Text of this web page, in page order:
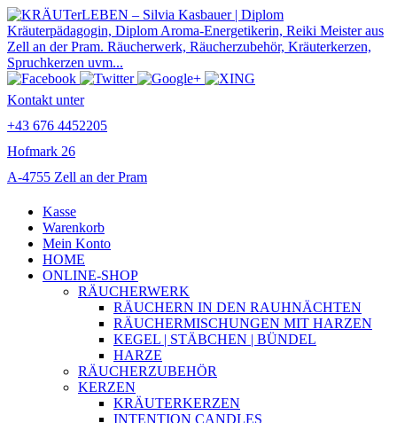
Kontakt unter
+43 676 4452205
Hofmark 26
A-4755 Zell an der Pram
Kasse
Warenkorb
Mein Konto
HOME
ONLINE-SHOP
RÄUCHERWERK
RÄUCHERN IN DEN RAUHNÄCHTEN
RÄUCHERMISCHUNGEN MIT HARZEN
KEGEL | STÄBCHEN | BÜNDEL
HARZE
RÄUCHERZUBEHÖR
KERZEN
KRÄUTERKERZEN
INTENTION CANDLES